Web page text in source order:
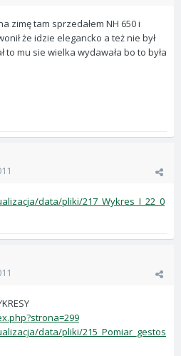
zimę tam sprzedałem NH 650 i
że idzie elegancko a też nie był
mu sie wielka wydawała bo to była
data/pliki/217_Wykres_I_22_0
data/pliki/215_Pomiar_gestos